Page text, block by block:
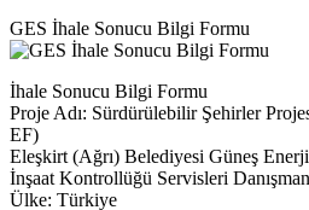
GES İhale Sonucu Bilgi Formu
İhale Sonucu Bilgi Formu
Proje Adı: Sürdürülebilir Şehirler
EF)
Eleşkirt (Ağrı) Belediyesi Güneş
İnşaat Kontrollüğü Servisleri
Ülke: Türkiye